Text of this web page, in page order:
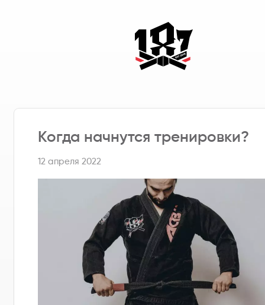
Когда начнутся тренировки?
12 апреля 2022